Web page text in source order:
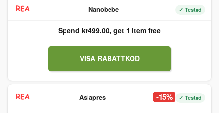
Nanobebe ✓ Testad
Spend kr499.00, get 1 item free
VISA RABATTKOD
Asiapres -15% ✓ Testad